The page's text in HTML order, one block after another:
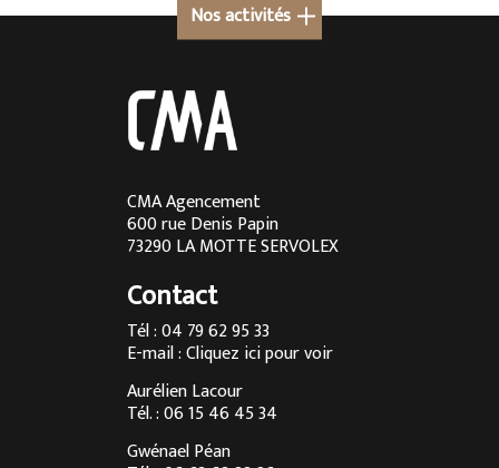
Nos activités
Cuisine sur mesure en Rhône-Alpes
Cuisine sur mesure à Lyon
Cuisine sur mesure à Aix-les-Bains
Cuisine sur mesure à Chambéry
Menuisier à Chambéry
Agencement d’intérieur à Annecy
Agencement d’intérieur à Aix-les-Bains
Entreprise de menuiserie à Grenoble
CMA Agencement
600 rue Denis Papin
73290 LA MOTTE SERVOLEX
Contact
Tél : 04 79 62 95 33
E-mail :Cliquez ici pour voir
Aurélien Lacour
Tél. : 06 15 46 45 34
Gwénael Péan